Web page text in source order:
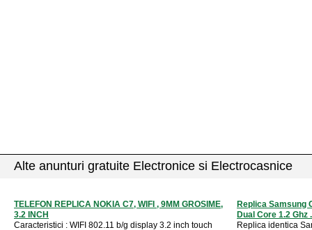
Alte anunturi gratuite Electronice si Electrocasnice
TELEFON REPLICA NOKIA C7, WIFI , 9MM GROSIME,
3.2 INCH
Caracteristici : WIFI 802.11 b/g display 3.2 inch touch
Replica Samsung
Dual Core 1.2 Ghz
Replica identica